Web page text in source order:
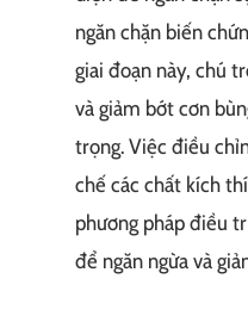
ngăn chặn biến
giai đoạn này, chú
và giảm bớt cơn
trọng. Việc điều
chế các chất kích
phương pháp điều
để ngăn ngừa và